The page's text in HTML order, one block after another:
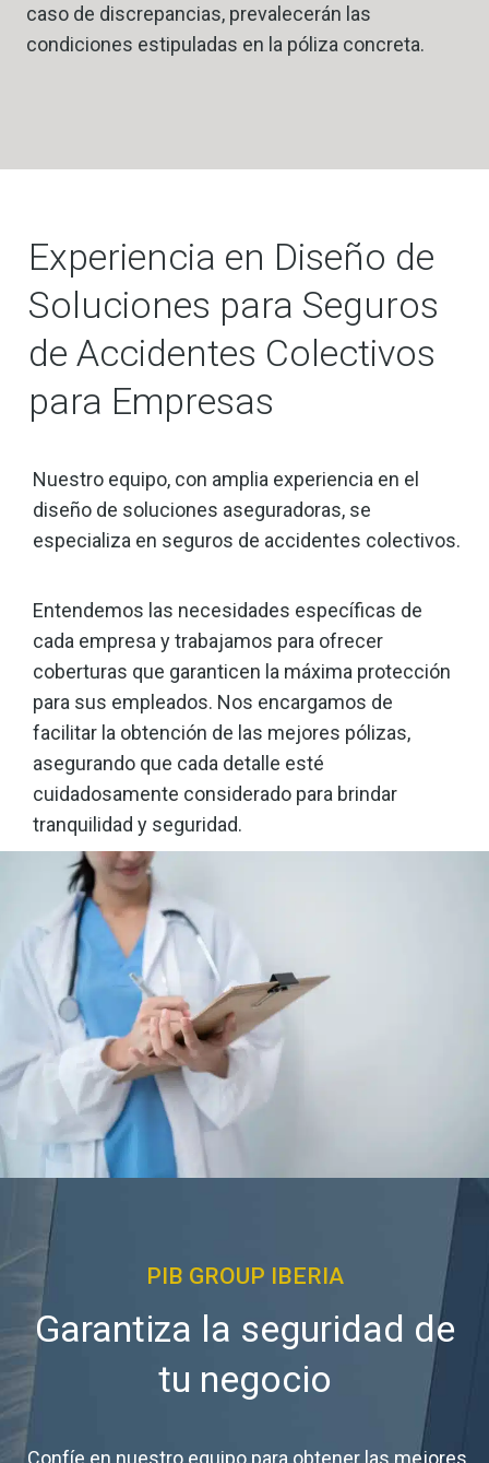
caso de discrepancias, prevalecerán las
condiciones estipuladas en la póliza concreta.
Experiencia en Diseño de
Soluciones para Seguros
de Accidentes Colectivos
para Empresas
Nuestro equipo, con amplia experiencia en el
diseño de soluciones aseguradoras, se
especializa en seguros de accidentes colectivos.
Entendemos las necesidades específicas de
cada empresa y trabajamos para ofrecer
coberturas que garanticen la máxima protección
para sus empleados. Nos encargamos de
facilitar la obtención de las mejores pólizas,
asegurando que cada detalle esté
cuidadosamente considerado para brindar
tranquilidad y seguridad.
PIB GROUP IBERIA
Garantiza la seguridad de
tu negocio
Confíe en nuestro equipo para obtener las mejores